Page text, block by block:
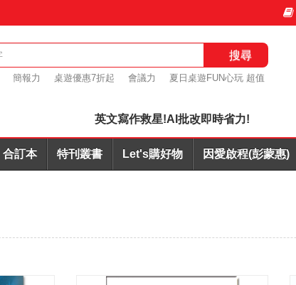
搜尋
簡報力 桌遊優惠7折起 會議力
夏日桌遊FUN心玩 超值
英文寫作救星!AI批改即時省力!
合訂本 特刊叢書 Let's購好物 因愛啟程(彭蒙惠)